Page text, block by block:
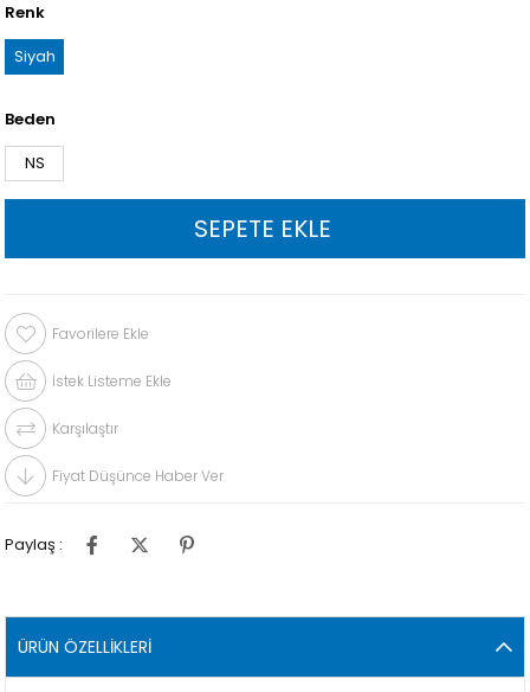
Renk
Siyah
Beden
NS
Favorilere Ekle
İstek Listeme Ekle
Karşılaştır
Fiyat Düşünce Haber Ver
Paylaş :
ÜRÜN ÖZELLIKLERI